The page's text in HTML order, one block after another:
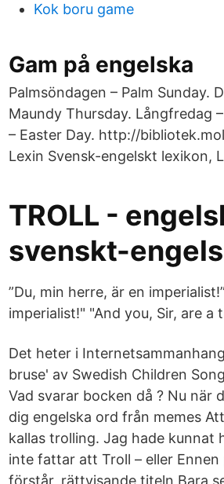
Kok boru game
Gam på engelska
Palmsöndagen – Palm Sunday.
Maundy Thursday. Långfredag
– Easter Day. http://
Lexin Svensk-engelskt lexikon,
TROLL -
svenskt-
”Du, min herre, är en
imperialist!" "And you, Sir, are
Det heter i
bruse' av Swedish Children
Vad svarar bocken då ? Nu när
dig engelska ord från memes
kallas trolling. Jag hade kunnat
inte fattar att Troll – eller
förstår, rättvisande titeln Bara